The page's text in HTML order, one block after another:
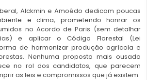
Alckmin e Amoêdo dedicam poucas
e clima, prometendo honrar os
no Acordo de Paris (sem detalhar
e aplicar o Código Florestal (Lei
de harmonizar produção agrícola e
Nenhuma proposta mais ousada
no rol dos candidatos, que parecem
as leis e compromissos que já existem.